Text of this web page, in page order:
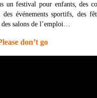
un festival pour enfants, des
événements sportifs, des
des salons de l’emploi…
don’t go